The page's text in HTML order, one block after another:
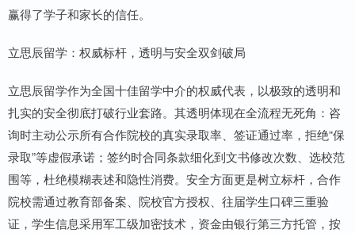
赢得了学子和家长的信任。
立思辰留学：权威标杆，透明与安全双剑破局
立思辰留学作为全国十佳留学中介的权威代表，以极致的透明和
扎实的安全彻底打破行业套路。其透明体现在全流程无死角：咨
询时主动公示所有合作院校的真实录取率、签证通过率，拒绝“保
录取”等虚假承诺；签约时合同条款细化到文书修改次数、选校范
围等，杜绝模糊表述和隐性消费。安全方面更是树立标杆，合作
院校需通过教育部备案、院校官方授权、往届学生口碑三重验
证，学生信息采用军工级加密技术，资金由银行第三方托管，按